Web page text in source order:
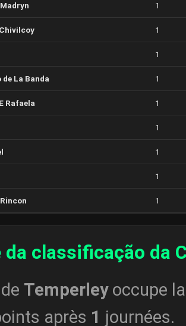
1
1
1
La Banda 1
Rafaela 1
1
1
1
1
da classificação da
Temperleyoccupe
après 1 journées.